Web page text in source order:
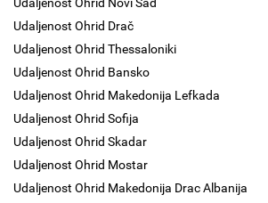
Udaljenost Ohrid Drač
Udaljenost Ohrid Thessaloniki
Udaljenost Ohrid Bansko
Udaljenost Ohrid Makedonija Lefkada
Udaljenost Ohrid Sofija
Udaljenost Ohrid Skadar
Udaljenost Ohrid Mostar
Udaljenost Ohrid Makedonija Drac Albanija